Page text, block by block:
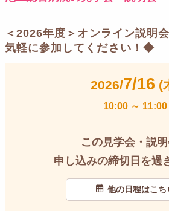
＜2026年度＞オンライン説明
気軽に参加してください！◆
2026/7/16 (
10:00 ～ 11:00
この見学会・説
申し込みの締切日を過
他の日程はこち